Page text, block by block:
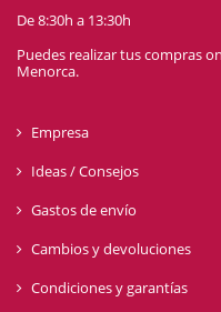
De 8:30h a 13:30h
Puedes realizar tus compras
Menorca.
Empresa
Ideas / Consejos
Gastos de envío
Cambios y devoluciones
Condiciones y garantías